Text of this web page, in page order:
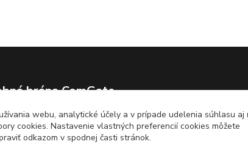
brána ComGate
webu, analytické účely a v prípade udelenia súhlasu aj
cookies. Nastavenie vlastných preferencií cookies môžete
odkazom v spodnej časti stránok.